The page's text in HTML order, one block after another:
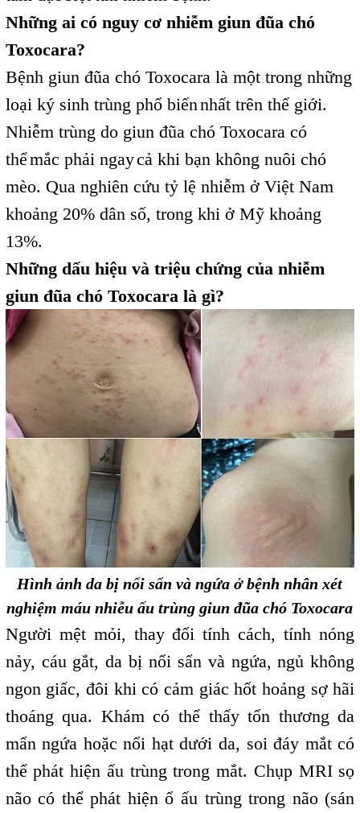
Những ai có nguy cơ nhiễm giun đũa chó
Toxocara?
Bệnh giun đũa chó Toxocara là một trong những
loại ký sinh trùng phổ biến,nhất trên thế giới.
Nhiễm trùng do giun đũa chó Toxocara có
thểmắc phải ngay,cả khi bạn không nuôi chó
mèo. Qua nghiên cứu tỷ lệ nhiễm ở Việt Nam
khoảng 20% dân số, trong khi ở Mỹ khoảng
13%.
Những dấu hiệu và triệu chứng của nhiễm
giun đũa chó Toxocara là gì?
Hình ảnh da bị nổi sẩn và ngứa ở bệnh nhân xét
nghiệm máu nhiễu ấu trùng giun đũa chó Toxocara
Người mệt mỏi, thay đổi tính cách, tính nóng
nảy, cáu gắt, da bị nổi sẩn và ngứa, ngủ không
ngon giấc, đôi khi có cảm giác hốt hoảng sợ hãi
thoáng qua. Khám có thể thấy tổn thương da
mẩn ngứa hoặc nổi hạt dưới da, soi đáy mắt có
thể phát hiện ấu trùng trong mắt. Chụp MRI sọ
não có thể phát hiện ổ ấu trùng trong não (sán